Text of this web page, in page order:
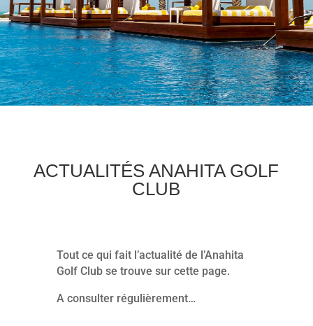
ACTUALITÉS ANAHITA GOLF
CLUB
Tout ce qui fait l’actualité de l’Anahita
Golf Club se trouve sur cette page.
A consulter régulièrement…